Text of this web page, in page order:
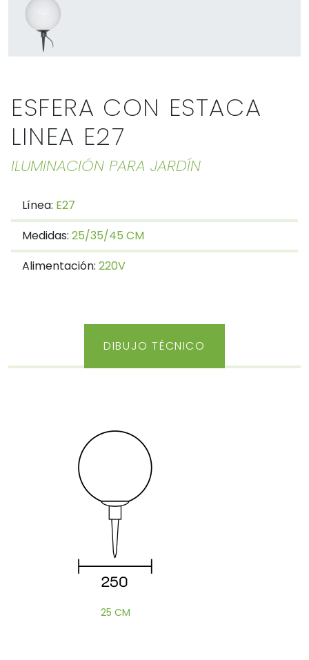
ESFERA CON ESTACA
LINEA E27
ILUMINACIÓN PARA JARDÍN
Línea: E27
Medidas: 25/35/45 CM
Alimentación: 220V
DIBUJO TÉCNICO
25 CM